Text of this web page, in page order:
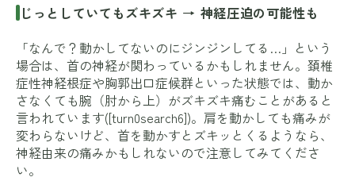
じっとしていてもズキズキ → 神経圧迫の可能性も
「なんで？動かしてないのにジンジンしてる…」という
場合は、首の神経が関わっているかもしれません。頚椎
症性神経根症や胸郭出口症候群といった状態では、動か
さなくても腕（肘から上）がズキズキ痛むことがあると
言われています([turn0search6])。肩を動かしても痛みが
変わらないけど、首を動かすとズキッとくるようなら、
神経由来の痛みかもしれないので注意してみてくださ
い。